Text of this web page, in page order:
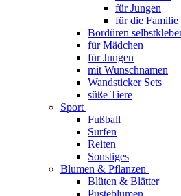
für Jungen
für die Familie
Bordüren
für Mädchen
für Jungen
mit Wunschnamen
Wandsticker Sets
süße Tiere
Sport
Fußball
Surfen
Reiten
Sonstiges
Blumen & Pflanzen
Blüten & Blätter
Pusteblumen